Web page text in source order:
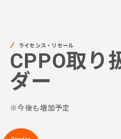
ライセンス・リセール
CPPO取り
ダー
※今後も増加予定